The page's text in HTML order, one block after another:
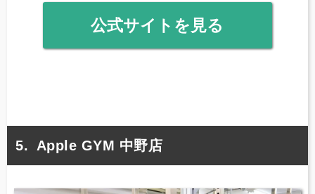
公式サイトを見る
Apple GYM 中野店